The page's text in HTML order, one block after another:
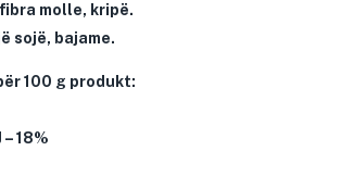
molle, kripë.
sojë, bajame.
100 g produkt:
18%